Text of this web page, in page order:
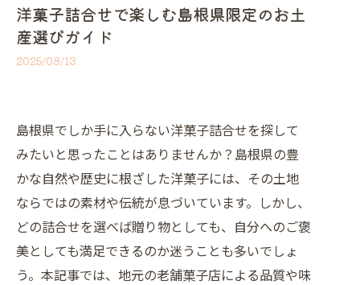
洋菓子詰合せで楽しむ島根県限定のお土
産選びガイド
2025/08/13
島根県でしか手に入らない洋菓子詰合せを探して
みたいと思ったことはありませんか？島根県の豊
かな自然や歴史に根ざした洋菓子には、その土地
ならではの素材や伝統が息づいています。しかし、
どの詰合せを選べば贈り物としても、自分へのご褒
美としても満足できるのか迷うことも多いでしょ
う。本記事では、地元の老舗菓子店による品質や味